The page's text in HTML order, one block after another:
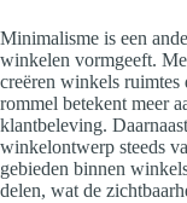
Minimalisme is een
winkelen vormgeeft.
creëren winkels
rommel betekent meer
klantbeleving.
winkelontwerp steeds
gebieden binnen
delen, wat de